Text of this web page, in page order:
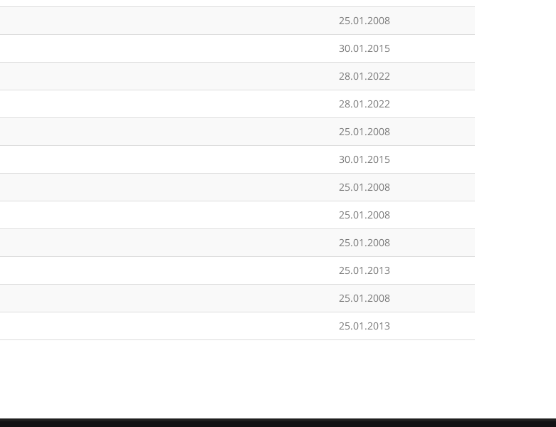
25.01.2008
30.01.2015
28.01.2022
28.01.2022
25.01.2008
30.01.2015
25.01.2008
25.01.2008
25.01.2008
25.01.2013
25.01.2008
25.01.2013